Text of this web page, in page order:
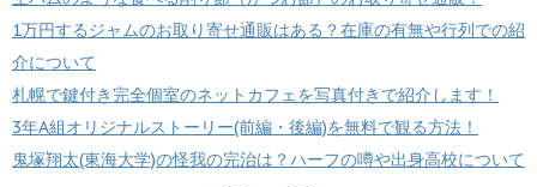
1万円するジャムのお取り寄せ通販はある？在庫の有無や行列での紹
介について
札幌で鍵付き完全個室のネットカフェを写真付きで紹介します！
3年A組オリジナルストーリー(前編・後編)を無料で観る方法！
鬼塚翔太(東海大学)の怪我の完治は？ハーフの噂や出身高校について